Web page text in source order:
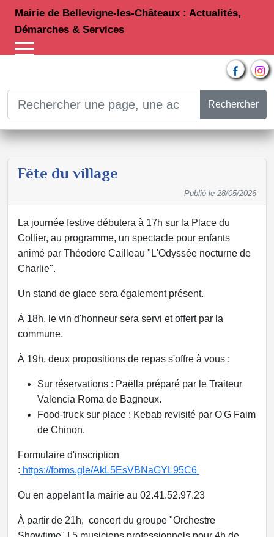
Mairie de Bellevigne-les-Châteaux : Actualités,
Démarches & Services
Rechercher
Fête du village
Publié le 28/05/2026
La journée festive débutera à 17h sur la Place du
Collier, au programme, un spectacle pour enfants
animé par Théodore Cailleau "L'Odyssée nocturne de
Charlie".
Un stand de glace sera également présent.
À 18h, le vin d'honneur sera servi et offert par la
commune.
À 19h, deux propositions de repas s'offre à vous :
Sur réservations : Paëlla préparé par le Traiteur
Valencia Roma de Bagneux.
Food-truck sur place : Kebab revisité par O'G Faim
de Chinon.
Formulaire d'inscription
: https://forms.gle/AkL5EsVBNaGYL95C6
Ou en appelant la mairie au 02.41.52.97.23
À partir de 21h, concert du groupe "Orchestre